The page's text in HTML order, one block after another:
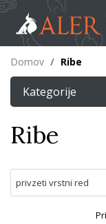
Domov / Ribe
Kategorije
Ribe